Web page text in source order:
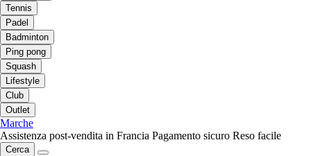
Tennis
Padel
Badminton
Ping pong
Squash
Lifestyle
Club
Outlet
Marche
Assistenza post-vendita in Francia Pagamento sicuro Reso facile
Cerca